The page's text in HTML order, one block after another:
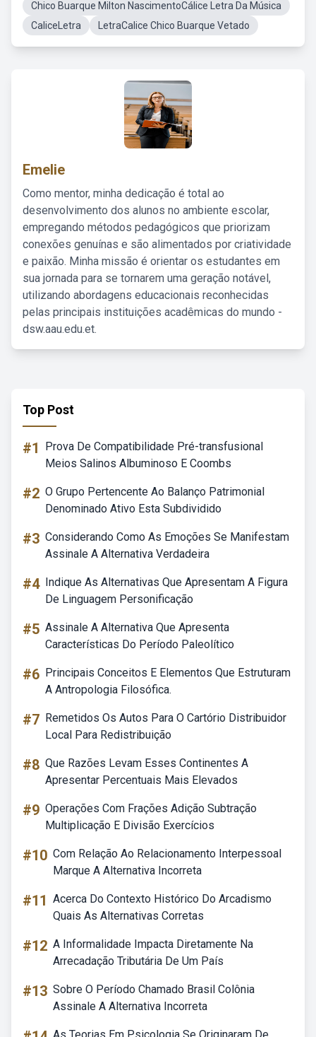
Chico Buarque Milton NascimentoCálice Letra Da Música
CaliceLetra
LetraCalice Chico Buarque Vetado
Emelie
Como mentor, minha dedicação é total ao
desenvolvimento dos alunos no ambiente escolar,
empregando métodos pedagógicos que priorizam
conexões genuínas e são alimentados por criatividade
e paixão. Minha missão é orientar os estudantes em
sua jornada para se tornarem uma geração notável,
utilizando abordagens educacionais reconhecidas
pelas principais instituições acadêmicas do mundo -
dsw.aau.edu.et.
Top Post
#1
Prova De Compatibilidade Pré-transfusional
Meios Salinos Albuminoso E Coombs
#2 O Grupo Pertencente Ao Balanço Patrimonial
Denominado Ativo Esta Subdividido
#3 Considerando Como As Emoções Se Manifestam
Assinale A Alternativa Verdadeira
#4 Indique As Alternativas Que Apresentam A Figura
De Linguagem Personificação
#5 Assinale A Alternativa Que Apresenta
Características Do Período Paleolítico
#6 Principais Conceitos E Elementos Que Estruturam
A Antropologia Filosófica.
#7 Remetidos Os Autos Para O Cartório Distribuidor
Local Para Redistribuição
#8 Que Razões Levam Esses Continentes A
Apresentar Percentuais Mais Elevados
#9 Operações Com Frações Adição Subtração
Multiplicação E Divisão Exercícios
#10 Com Relação Ao Relacionamento Interpessoal
Marque A Alternativa Incorreta
#11 Acerca Do Contexto Histórico Do Arcadismo
Quais As Alternativas Corretas
#12 A Informalidade Impacta Diretamente Na
Arrecadação Tributária De Um País
#13 Sobre O Período Chamado Brasil Colônia
Assinale A Alternativa Incorreta